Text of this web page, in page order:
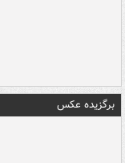
برگزیده عکس